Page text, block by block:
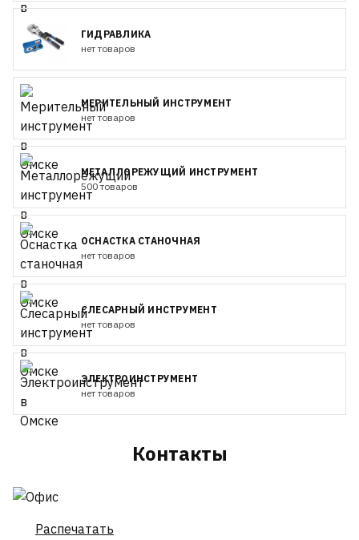
ГИДРАВЛИКА
нет товаров
МЕРИТЕЛЬНЫЙ ИНСТРУМЕНТ
нет товаров
МЕТАЛЛОРЕЖУЩИЙ ИНСТРУМЕНТ
500 товаров
ОСНАСТКА СТАНОЧНАЯ
нет товаров
СЛЕСАРНЫЙ ИНСТРУМЕНТ
нет товаров
ЭЛЕКТРОИНСТРУМЕНТ
нет товаров
Контакты
Распечатать